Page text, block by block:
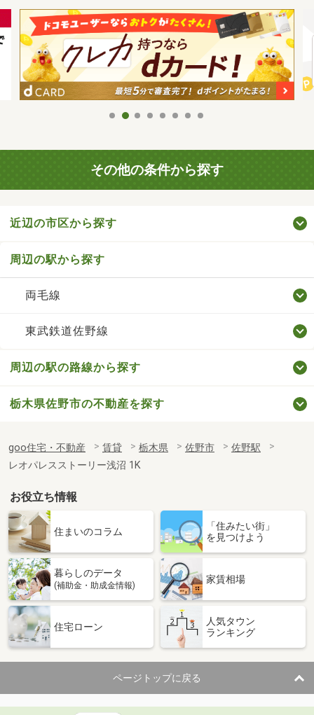
その他の条件から探す
近辺の市区から探す
周辺の駅から探す
両毛線
東武鉄道佐野線
周辺の駅の路線から探す
栃木県佐野市の不動産を探す
goo住宅・不動産 賃貸 栃木県 佐野市
佐野駅
レオパレスストーリー浅沼 1K
お役立ち情報
住まいのコラム
「住みたい街」
を見つけよう
暮らしのデータ
(補助金・助成金情報)
家賃相場
住宅ローン
人気タウン
ランキング
ページトップに戻る